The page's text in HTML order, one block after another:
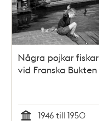
Några pojkar fiskar
vid Franska Bukten
1946 till 1950